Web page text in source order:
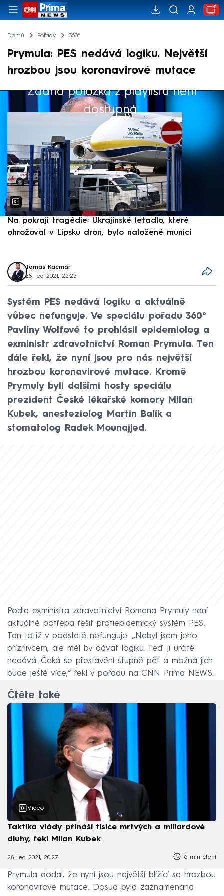
Domů Pořady 360°
Prymula: PES nedává logiku. Největší
hrozbou jsou koronavirové mutace
Žádná položka z playlistu není
dostupná.
Výběr redakce
Na pokraji tragédie: Ukrajinské letadlo, které
ohrožoval v Lipsku dron, bylo naložené municí
Tomáš Kačmár
28. led 2021, 22:25
Systém PES nedává logiku a aktuálně
vůbec nefunguje. Ve speciálu pořadu 360°
Pavlíny Wolfové to prohlásil epidemiolog a
exministr zdravotnictví Roman Prymula. Ten
dále řekl, že nyní jsou pro nás největší
hrozbou koronavirové mutace. Kromě
Prymuly byli dalšími hosty speciálu
prezident České lékařské komory Milan
Kubek, anesteziolog Martin Balík a
stomatolog Radek Mounajjed.
Podle exministra zdravotnictví Romana Prymuly není
aktuálně potřeba řešit protiepidemický systém PES.
Ten totiž v podstatě nefunguje. „Nebyl jsem jeho
příznivcem, ale měl by dávat logiku. Teď ji určitě
nedává. Čeká se přestavění stupně pět a možná jich
bude ještě více,“ řekl v pořadu na CNN Prima NEWS.
Čtěte také
Video
Taktika vlády přináší tisíce mrtvých a miliardové
dluhy, řekl Milan Kubek
28. led 2021, 20:27 6 min čtení
Prymula dodal, že nyní jsou největší blížící se hrozbou
koronavirové mutace. Dosud byla zaznamenána